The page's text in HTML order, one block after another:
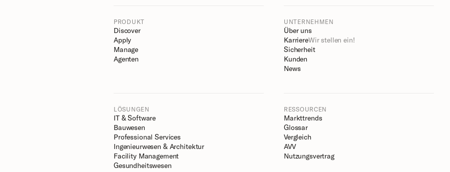
PRODUKT
Discover
Apply
Manage
Agenten
UNTERNEHMEN
Über uns
KarriereWir stellen ein!
Sicherheit
Kunden
News
LÖSUNGEN
IT & Software
Bauwesen
Professional Services
Ingenieurwesen & Architektur
Facility Management
Gesundheitswesen
RESSOURCEN
Markttrends
Glossar
Vergleich
AVV
Nutzungsvertrag